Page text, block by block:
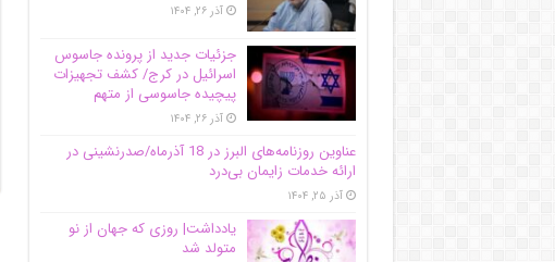
آذر ۲۶, ۱۴۰۴
جزئیات جدید از پرونده جاسوس
اسرائیل در کرج/‌ کشف تجهیزات
پیچیده جاسوسی از متهم
آذر ۲۶, ۱۴۰۴
عناوین روزنامه‌های البرز در ‌18 آذرماه/صدرنشینی در
ارائه خدمات زایمان بی‌درد
آذر ۲۵, ۱۴۰۴
یادداشت| روزی که جهان از نو
متولد شد